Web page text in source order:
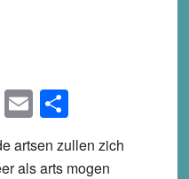
EmailShare
artsen zullen zich
als arts mogen